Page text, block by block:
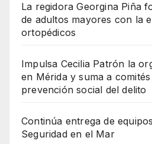
La regidora Georgina Piña
de adultos mayores con la
ortopédicos
Impulsa Cecilia Patrón la
en Mérida y suma a
prevención social del delito
Continúa entrega de
Seguridad en el Mar